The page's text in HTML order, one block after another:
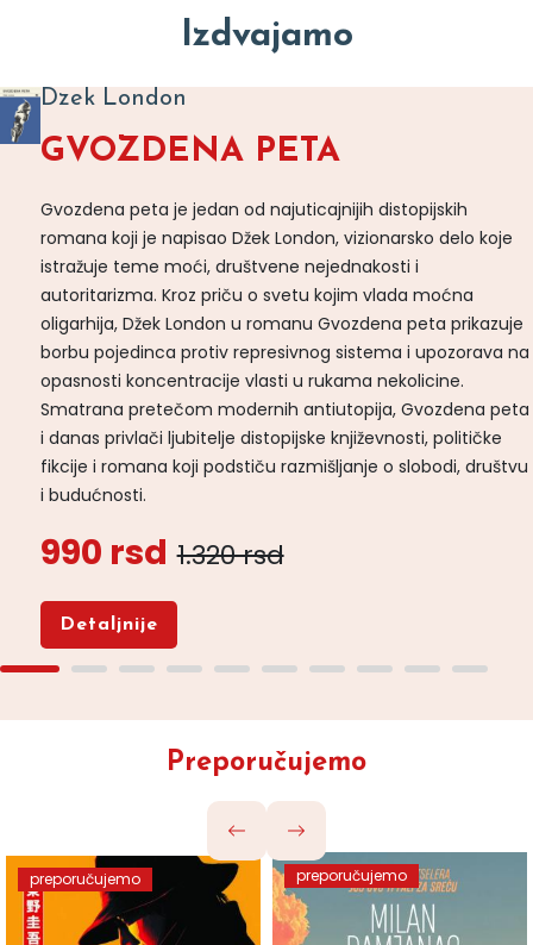
Izdvajamo
Dzek London
GVOZDENA PETA
Gvozdena peta je jedan od najuticajnijih distopijskih
romana koji je napisao Džek London, vizionarsko delo koje
istražuje teme moći, društvene nejednakosti i
autoritarizma. Kroz priču o svetu kojim vlada moćna
oligarhija, Džek London u romanu Gvozdena peta prikazuje
borbu pojedinca protiv represivnog sistema i upozorava na
opasnosti koncentracije vlasti u rukama nekolicine.
Smatrana pretečom modernih antiutopija, Gvozdena peta
i danas privlači ljubitelje distopijske književnosti, političke
fikcije i romana koji podstiču razmišljanje o slobodi, društvu
i budućnosti.
990 rsd 1.320 rsd
Detaljnije
Preporučujemo
preporučujemo preporučujemo